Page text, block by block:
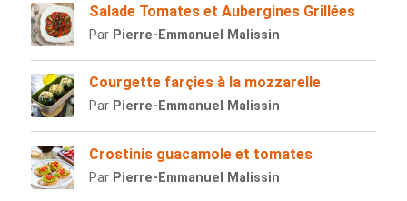
Salade Tomates et Aubergines Grillées
Par Pierre-Emmanuel Malissin
Courgette farçies à la mozzarelle
Par Pierre-Emmanuel Malissin
Crostinis guacamole et tomates
Par Pierre-Emmanuel Malissin